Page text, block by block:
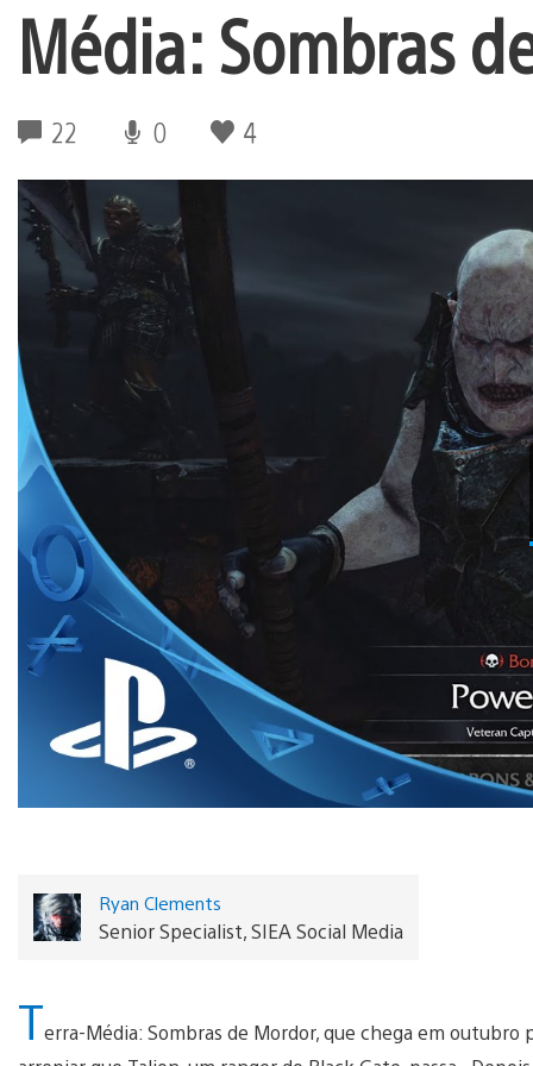
Média: Sombras
22 0 4
Ryan Clements
Senior Specialist, SIEA Social Media
Terra-Média: Sombras de Mordor, que chega em